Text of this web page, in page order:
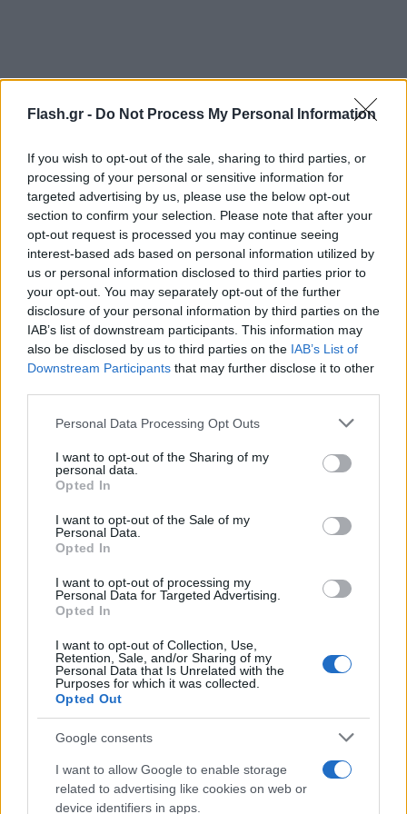
Flash.gr - Do Not Process My Personal Information
If you wish to opt-out of the sale, sharing to third parties, or
processing of your personal or sensitive information for
targeted advertising by us, please use the below opt-out
section to confirm your selection. Please note that after your
opt-out request is processed you may continue seeing
interest-based ads based on personal information utilized by
us or personal information disclosed to third parties prior to
your opt-out. You may separately opt-out of the further
disclosure of your personal information by third parties on the
IAB’s list of downstream participants. This information may
also be disclosed by us to third parties on the IAB’s List of
Downstream Participants that may further disclose it to other
Please note that this website/app uses one or more Google
not limited to your visit or usage behaviour. You may click to
grant or deny consent to Google and its third-party tags to
use your data for below specified purposes in below Google
consent section.
Personal Data Processing Opt Outs
I want to opt-out of the Sharing of my
personal data.
Opted In
I want to opt-out of the Sale of my
Personal Data.
Opted In
I want to opt-out of processing my
Personal Data for Targeted Advertising.
Opted In
I want to opt-out of Collection, Use,
Retention, Sale, and/or Sharing of my
Personal Data that Is Unrelated with the
Purposes for which it was collected.
Opted Out
Google consents
I want to allow Google to enable storage
related to advertising like cookies on web or
device identifiers in apps.
Ο 31χρονος Μασούρας μετρά συνολικά πέντε γκολ
στη φετινή σεζόν σε πρωτάθλημα και Κύπελλο
από την Ελλάδα υπό τις οδηγίες του Γιώργου Δώνη.